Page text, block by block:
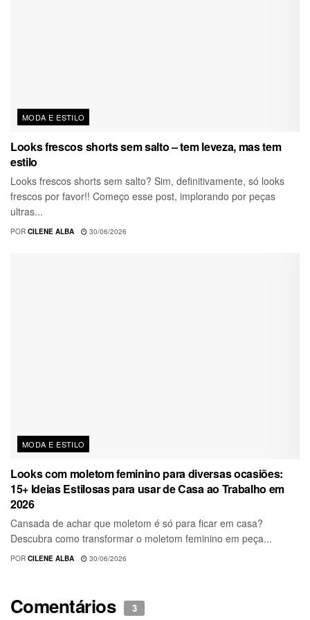
MODA E ESTILO
Looks frescos shorts sem salto – tem leveza, mas tem
estilo
Looks frescos shorts sem salto? Sim, definitivamente, só looks
frescos por favor!! Começo esse post, implorando por peças
ultras...
POR CILENE ALBA 30/06/2026
MODA E ESTILO
Looks com moletom feminino para diversas ocasiões:
15+ Ideias Estilosas para usar de Casa ao Trabalho em
2026
Cansada de achar que moletom é só para ficar em casa?
Descubra como transformar o moletom feminino em peça...
POR CILENE ALBA 30/06/2026
Comentários 3